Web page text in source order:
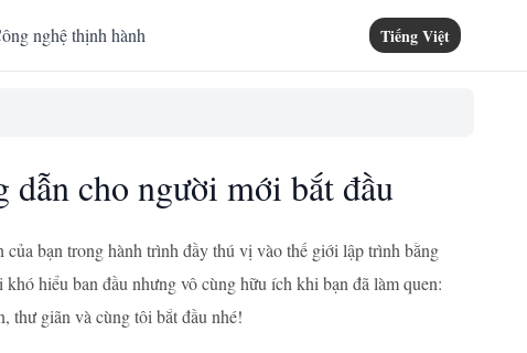
nghệ thịnh hành Tiếng Việt
cho người mới bắt đầu
bạn trong hành trình đầy thú vị vào thế giới lập trình bằng
hiểu ban đầu nhưng vô cùng hữu ích khi bạn đã làm quen:
thư giãn và cùng tôi bắt đầu nhé!